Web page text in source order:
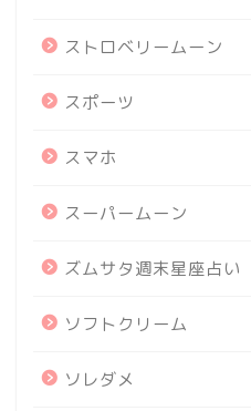
ストロベリームーン
スポーツ
スマホ
スーパームーン
ズムサタ週末星座占い
ソフトクリーム
ソレダメ